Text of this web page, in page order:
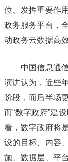
位、发挥重要作
政务服务平台，
动政务云数据高
中国信息通信
演讲认为，近些
阶段，而后半场
而“数字政府”建
看，数字政府将
设的目标、内容
施、数据层、平